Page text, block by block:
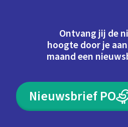
Ontvang jij de
hoogte door je
maand een
Nieuwsbrief PO